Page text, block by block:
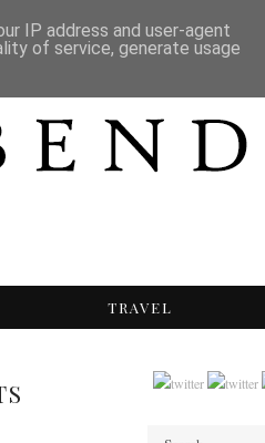
TRAVEL
IP address and user-agent
of service, generate usage